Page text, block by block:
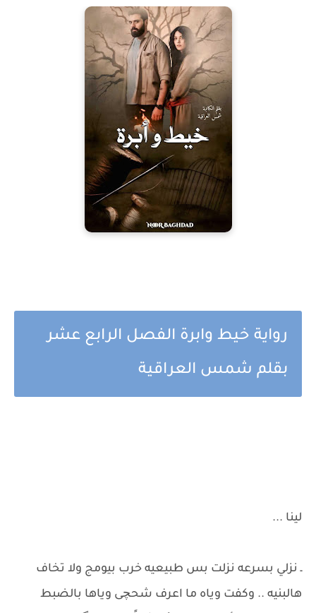
رواية خيط وابرة الفصل الرابع عشر
بقلم شمس العراقية
لينا ...
ـ نزلي بسرعه نزلت بس طبيعيه خرب بيومج ولا تخاف
هالبنيه .. وكفت وياه ما اعرف شحچى وياها بالضبط